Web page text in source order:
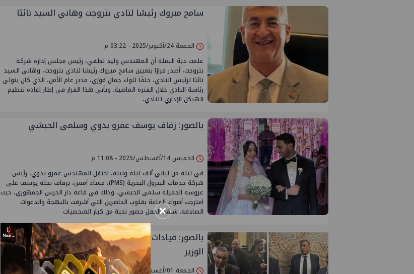
سامح مبروك رئيسًا لنادي بتروجت وهاني السيد نائبًا
الجمعة 24/أكتوبر/2025 - 03:22 م
علمت دبة النملة أن المهندس وليد لطفي، رئيس مجلس إدارة شركة
بتروجت، أصدر قرارًا بتعيين سامح مبروك رئيسًا لنادي بتروجت، وهاني السيد
نائبًا لرئيس النادي، خلفًا للواء جمال فوزي، مدير عام الأمن، الذي كان يتولى
رئاسة النادي خلال الفترة الماضية. ويأتي هذا القرار في إطار إعادة تنظيم
الهيكل الإداري للنادي،
بالصور: زفاف يوسف عمرو بدوي وسلمى الحبشي
الخميس 14/أغسطس/2025 - 11:08 م
في ليلة من ليالي ألف ليلة وليلة، احتفل المهندس عمرو بدوي، رئيس
شركة خدمات البترول البحرية (PMS)، مساء أمس، بزفاف نجله يوسف على
عروسه الجميلة سلمى الحبشي، وذلك في قاعة دار الحرس الجمهوري، حيث
امتزجت أضواء القاعة بقلوب الحاضرين التي أشرقت بالبهجة والدعوات
الصادقة. شهد الحفل حضور نخبة من كبار الشخصيات
بالصور: قيادات البترول في عزاء والدة خالد عثمان مساعد
الوزير
الجمعة 01/أغسطس/2025 - 10:31 م
×